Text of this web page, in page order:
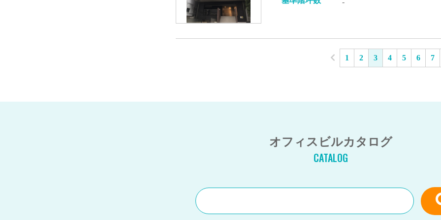
1 2 3 4 5 6 7
オフィスビルカタログ
CATALOG